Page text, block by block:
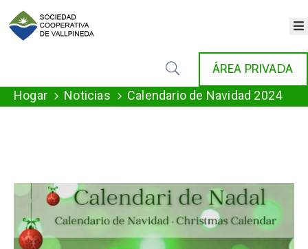
×
SERVICIOS
CONTACTO
ÁREA PRIVADA
Hogar Noticias Calendario de Navidad 2024